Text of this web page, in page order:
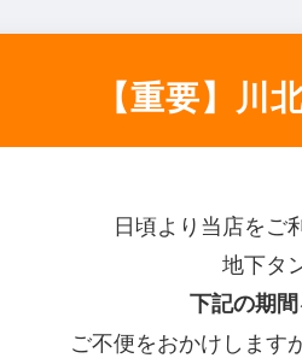
【重要】川
日頃より当店をご
地下タ
下記の期
ご不便をおかけします